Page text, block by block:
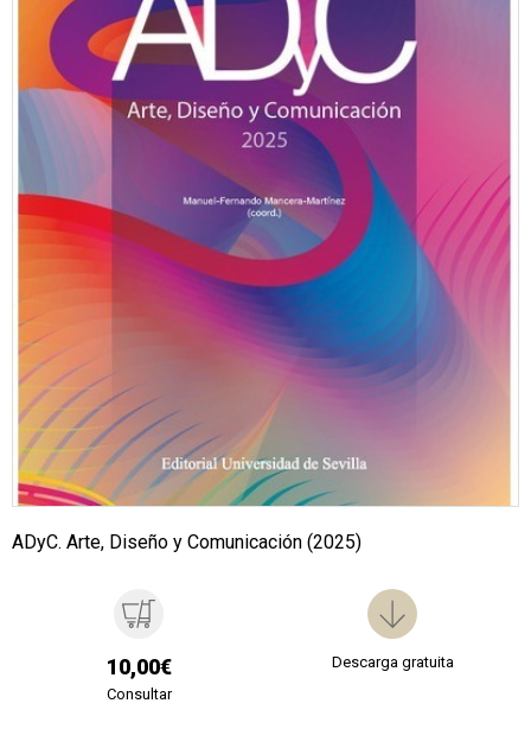
ADyC. Arte, Diseño y Comunicación (2025)
10,00€
Consultar
Descarga gratuita